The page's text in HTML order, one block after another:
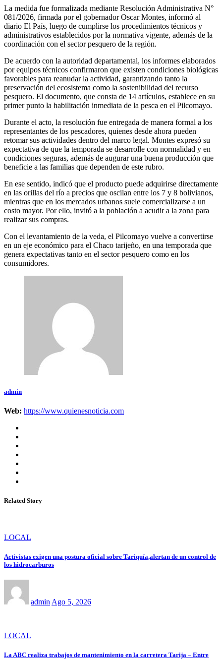
La medida fue formalizada mediante Resolución Administrativa N°
081/2026, firmada por el gobernador Oscar Montes, informó al
diario El País, luego de cumplirse los procedimientos técnicos y
administrativos establecidos por la normativa vigente, además de la
coordinación con el sector pesquero de la región.
De acuerdo con la autoridad departamental, los informes elaborados
por equipos técnicos confirmaron que existen condiciones biológicas
favorables para reanudar la actividad, garantizando tanto la
preservación del ecosistema como la sostenibilidad del recurso
pesquero. El documento, que consta de 14 artículos, establece en su
primer punto la habilitación inmediata de la pesca en el Pilcomayo.
Durante el acto, la resolución fue entregada de manera formal a los
representantes de los pescadores, quienes desde ahora pueden
retomar sus actividades dentro del marco legal. Montes expresó su
expectativa de que la temporada se desarrolle con normalidad y en
condiciones seguras, además de augurar una buena producción que
beneficie a las familias que dependen de este rubro.
En ese sentido, indicó que el producto puede adquirirse directamente
en las orillas del río a precios que oscilan entre los 7 y 8 bolivianos,
mientras que en los mercados urbanos suele comercializarse a un
costo mayor. Por ello, invitó a la población a acudir a la zona para
realizar sus compras.
Con el levantamiento de la veda, el Pilcomayo vuelve a convertirse
en un eje económico para el Chaco tarijeño, en una temporada que
genera expectativas tanto en el sector pesquero como en los
consumidores.
admin
Web: https://www.quienesnoticia.com
Related Story
LOCAL
Activistas exigen una postura oficial sobre Tariquía,alertan de un control de
los hidrocarburos
admin Ago 5, 2026
LOCAL
La ABC realiza trabajos de mantenimiento en la carretera Tarija – Entre